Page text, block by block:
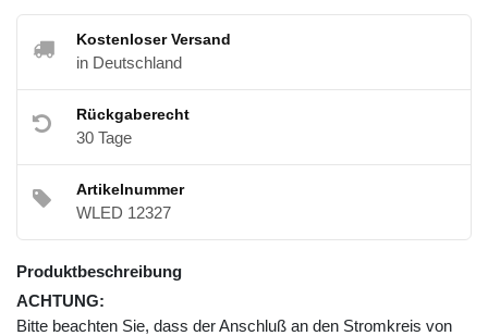
Kostenloser Versand
in Deutschland
Rückgaberecht
30 Tage
Artikelnummer
WLED 12327
Produktbeschreibung
ACHTUNG:
Bitte beachten Sie, dass der Anschluß an den Stromkreis von